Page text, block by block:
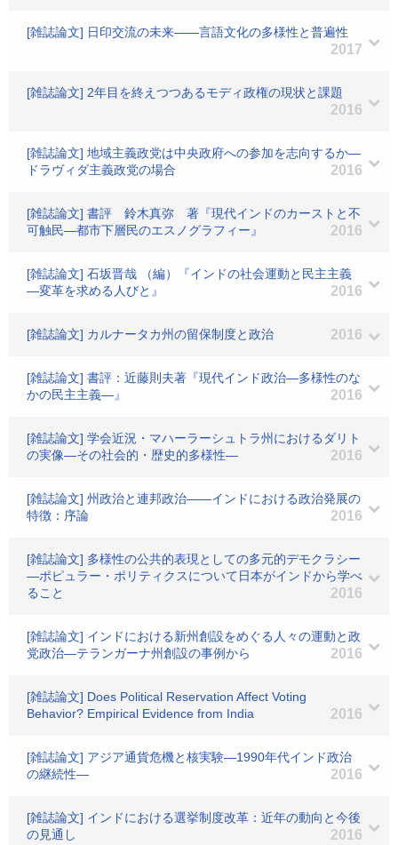
[雑誌論文] 日印交流の未来――言語文化の多様性と普遍性
2017
[雑誌論文] 2年目を終えつつあるモディ政権の現状と課題
2016
[雑誌論文] 地域主義政党は中央政府への参加を志向するか―
ドラヴィダ主義政党の場合
2016
[雑誌論文] 書評 鈴木真弥 著『現代インドのカーストと不
可触民―都市下層民のエスノグラフィー』
2016
[雑誌論文] 石坂晋哉 （編）『インドの社会運動と民主主義
―変革を求める人びと』
2016
[雑誌論文] カルナータカ州の留保制度と政治 2016
[雑誌論文] 書評：近藤則夫著『現代インド政治―多様性のな
かの民主主義―』
2016
[雑誌論文] 学会近況・マハーラーシュトラ州におけるダリト
の実像―その社会的・歴史的多様性―
2016
[雑誌論文] 州政治と連邦政治――インドにおける政治発展の
特徴：序論
2016
[雑誌論文] 多様性の公共的表現としての多元的デモクラシー
―ポピュラー・ポリティクスについて日本がインドから学べ
ること
2016
[雑誌論文] インドにおける新州創設をめぐる人々の運動と政
党政治―テランガーナ州創設の事例から
2016
[雑誌論文] Does Political Reservation Affect Voting
Behavior? Empirical Evidence from India
2016
[雑誌論文] アジア通貨危機と核実験―1990年代インド政治
の継続性―
2016
[雑誌論文] インドにおける選挙制度改革：近年の動向と今後
の見通し
2016